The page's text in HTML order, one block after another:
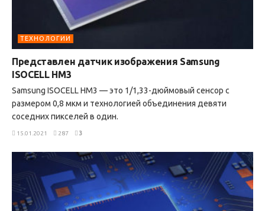
ТЕХНОЛОГИИ
Представлен датчик изображения Samsung
ISOCELL HM3
Samsung ISOCELL HM3 — это 1/1,33-дюймовый сенсор с
размером 0,8 мкм и технологией объединения девяти
соседних пикселей в один.
15.01.2021 287 3